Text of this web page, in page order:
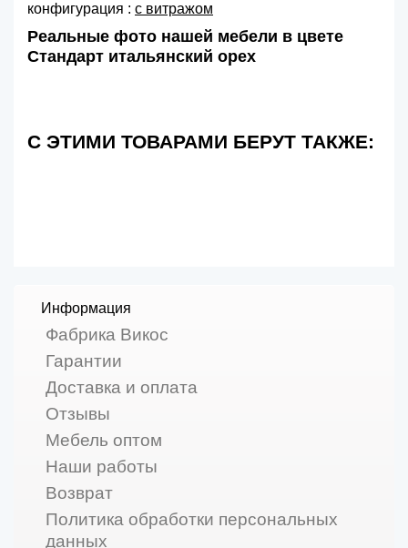
конфигурация : с витражом
Реальные фото нашей мебели в цвете
Стандарт итальянский орех
С ЭТИМИ ТОВАРАМИ БЕРУТ ТАКЖЕ:
Информация
Фабрика Викос
Гарантии
Доставка и оплата
Отзывы
Мебель оптом
Наши работы
Возврат
Политика обработки персональных
данных